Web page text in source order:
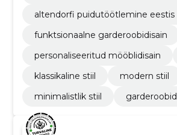
altendorfi puidutöötlemine eestis
funktsionaalne garderoobidisain
personaliseeritud mööblidisain
klassikaline stiil
modern stiil
minimalistlik stiil
garderoobid